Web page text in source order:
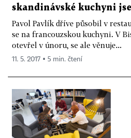
skandinávské kuchyni
Pavol Pavlík dříve působil v
se na francouzskou kuchyni. V
otevřel v únoru, se ale věnuje...
11. 5. 2017 ▪ 5 min. čtení